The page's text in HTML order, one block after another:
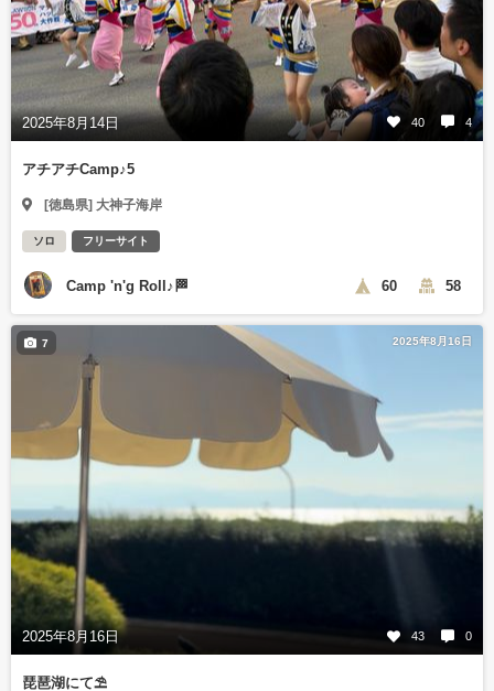
2025年8月14日 40 4
アチアチCamp♪5
[徳島県] 大神子海岸
ソロ フリーサイト
Camp 'n'g Roll♪🏁 60 58
2025年8月16日
2025年8月16日 43 0
7
琵琶湖にて⛱️